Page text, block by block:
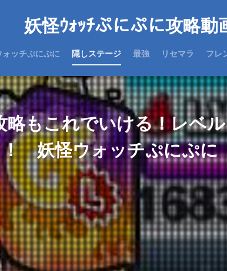
妖怪ｳｫｯﾁぷにぷに攻略動
ォッチぷにぷに 隠しステージ 最強 リセマラ フレ
もこれでいける！レベ
！ 妖怪ウォッチぷにぷ